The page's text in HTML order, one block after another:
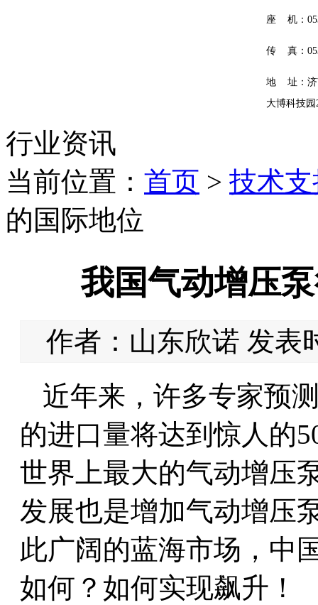
座 机：
传 真：
地 址：济
大博科技园
行业资讯
当前位置： 首页 > 技术
的国际地位
我国气动增压
作者：山东欣诺 发表
近年来，许多专家预
的进口量将达到惊人的
世界上最大的气动增压
发展也是增加气动增压
此广阔的蓝海市场，中
如何？如何实现飙升！